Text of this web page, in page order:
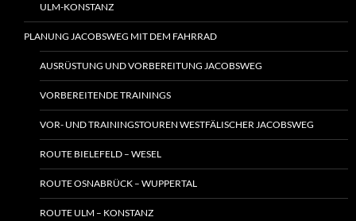
ULM-KONSTANZ
PLANUNG JACOBSWEG MIT DEM FAHRRAD
AUSRÜSTUNG UND VORBEREITUNG JACOBSWEG
VORBEREITENDE TRAININGS
VOR- UND TRAININGSTOUREN WESTFÄLISCHER JACOBSWEG
ROUTE BIELEFELD – WESEL
ROUTE OSNABRÜCK – WUPPERTAL
ROUTE ULM – KONSTANZ